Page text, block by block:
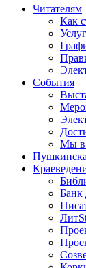
Читателям
Как
События
Мы